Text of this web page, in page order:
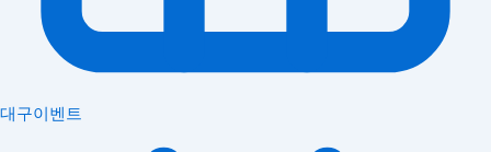
대구이벤트